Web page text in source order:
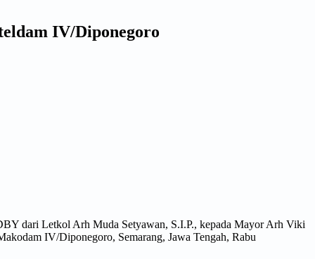
IV/Diponegoro
dari Letkol Arh Muda Setyawan, S.I.P., kepada Mayor Arh Viki
IV/Diponegoro, Semarang, Jawa Tengah, Rabu